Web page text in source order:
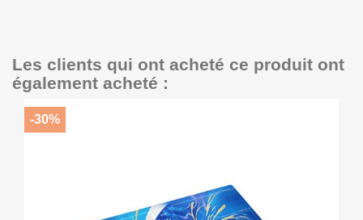
Les clients qui ont acheté ce produit ont
également acheté :
-30%